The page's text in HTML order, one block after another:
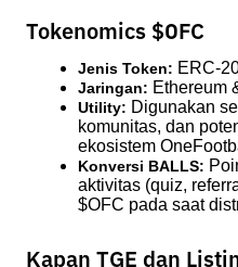
Tokenomics $OFC
Jenis Token: ERC-
Jaringan: Ethereum
Utility: Digunakan
komunitas, dan
ekosistem
Konversi BALLS:
aktivitas (quiz,
$OFC pada saat
Kapan TGE dan